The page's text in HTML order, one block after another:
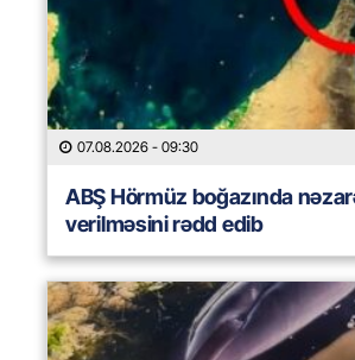
07.08.2026 - 09:30
ABŞ Hörmüz boğazında
verilməsini rədd edib